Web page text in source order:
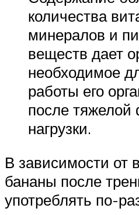
количества
минералов и
веществ дает
необходимое
работы его
после тяжелой
нагрузки.
В зависимости от
бананы после
употреблять по-